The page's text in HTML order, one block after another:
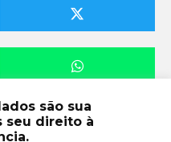
são sua
seu direito à